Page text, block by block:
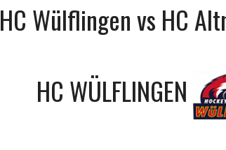
HC Wülflingen vs HC
HC WÜLFLINGEN